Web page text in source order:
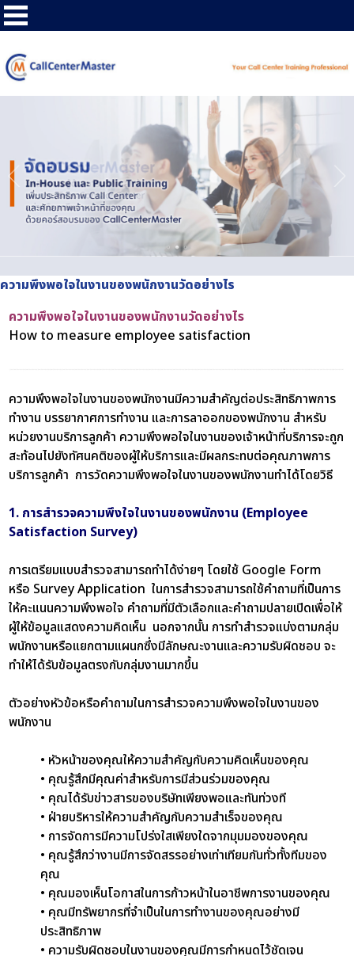
ความพึงพอใจในงานของพนักงานวัดอย่างไร
ความพึงพอใจในงานของพนักงานวัดอย่างไร
How to measure employee satisfaction
ความพึงพอใจในงานของพนักงานมีความสำคัญต่อประสิทธิภาพการ
ทำงาน บรรยากาศการทำงาน และการลาออกของพนักงาน สำหรับ
หน่วยงานบริการลูกค้า ความพึงพอใจในงานของเจ้าหน้าที่บริการจะถูก
สะท้อนไปยังทัศนคติของผู้ให้บริการและมีผลกระทบต่อคุณภาพการ
บริการลูกค้า การวัดความพึงพอใจในงานของพนักงานทำได้โดยวิธี
1. การสำรวจความพึงใจในงานของพนักงาน (Employee
Satisfaction Survey)
การเตรียมแบบสำรวจสามารถทำได้ง่ายๆ โดยใช้ Google Form
หรือ Survey Application ในการสำรวจสามารถใช้คำถามที่เป็นการ
ให้คะแนนความพึงพอใจ คำถามที่มีตัวเลือกและคำถามปลายเปิดเพื่อให้
ผู้ให้ข้อมูลแสดงความคิดเห็น นอกจากนั้น การทำสำรวจแบ่งตามกลุ่ม
พนักงานหรือแยกตามแผนกซึ่งมีลักษณะงานและความรับผิดชอบ จะ
ทำให้ได้รับข้อมูลตรงกับกลุ่มงานมากขึ้น
ตัวอย่างหัวข้อหรือคำถามในการสำรวจความพึงพอใจในงานของ
พนักงาน
• หัวหน้าของคุณให้ความสำคัญกับความคิดเห็นของคุณ
• คุณรู้สึกมีคุณค่าสำหรับการมีส่วนร่วมของคุณ
• คุณได้รับข่าวสารของบริษัทเพียงพอและทันท่วงที
• ฝ่ายบริหารให้ความสำคัญกับความสำเร็จของคุณ
• การจัดการมีความโปร่งใสเพียงใดจากมุมมองของคุณ
• คุณรู้สึกว่างานมีการจัดสรรอย่างเท่าเทียมกันทั่วทั้งทีมของ
คุณ
• คุณมองเห็นโอกาสในการก้าวหน้าในอาชีพการงานของคุณ
• คุณมีทรัพยากรที่จำเป็นในการทำงานของคุณอย่างมี
ประสิทธิภาพ
• ความรับผิดชอบในงานของคุณมีการกำหนดไว้ชัดเจน